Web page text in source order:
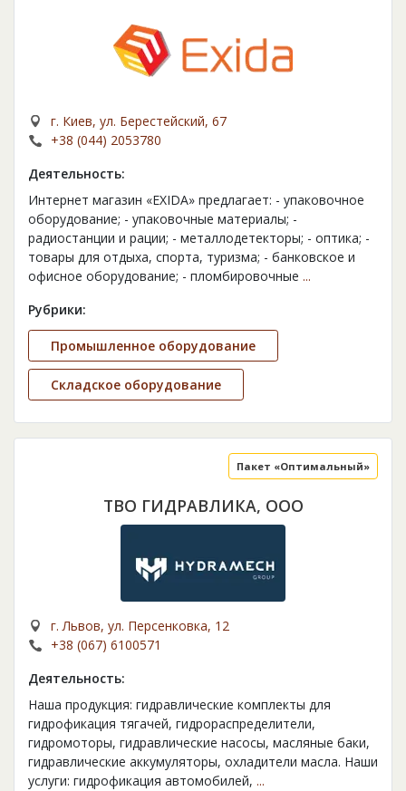
г. Киев, ул. Берестейский, 67
+38 (044) 2053780
Деятельность:
Интернет магазин «EXIDA» предлагает: - упаковочное
оборудование; - упаковочные материалы; -
радиостанции и рации; - металлодетекторы; - оптика; -
товары для отдыха, спорта, туризма; - банковское и
офисное оборудование; - пломбировочные ...
Рубрики:
Промышленное оборудование
Складское оборудование
ТВО ГИДРАВЛИКА, ООО
Пакет «Оптимальный»
г. Львов, ул. Персенковка, 12
+38 (067) 6100571
Деятельность:
Наша продукция: гидравлические комплекты для
гидрофикация тягачей, гидрораспределители,
гидромоторы, гидравлические насосы, масляные баки,
гидравлические аккумуляторы, охладители масла. Наши
услуги: гидрофикация автомобилей, ...